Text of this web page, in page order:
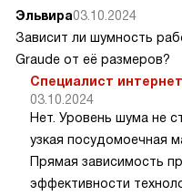
Эльвира03.10.2024
Зависит ли шумность
Graude от её размеров?
Специалист
03.10.2024
Нет. Уровень шума не
узкая посудомоечная
Прямая зависимость
эффективности